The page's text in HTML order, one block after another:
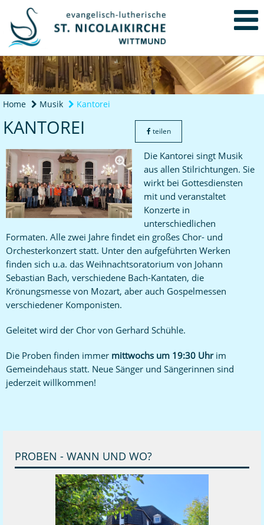
Home Musik Kantorei
KANTOREI teilen
Die Kantorei singt Musik
aus allen Stilrichtungen. Sie
wirkt bei Gottesdiensten
mit und veranstaltet
Konzerte in
unterschiedlichen
Formaten. Alle zwei Jahre findet ein großes Chor- und
Orchesterkonzert statt. Unter den aufgeführten Werken
finden sich u.a. das Weihnachtsoratorium von Johann
Sebastian Bach, verschiedene Bach-Kantaten, die
Krönungsmesse von Mozart, aber auch Gospelmessen
verschiedener Komponisten.
Geleitet wird der Chor von Gerhard Schühle.
Die Proben finden immer mittwochs um 19:30 Uhrim
Gemeindehaus statt. Neue Sänger und Sängerinnen sind
jederzeit willkommen!
PROBEN - WANN UND WO?